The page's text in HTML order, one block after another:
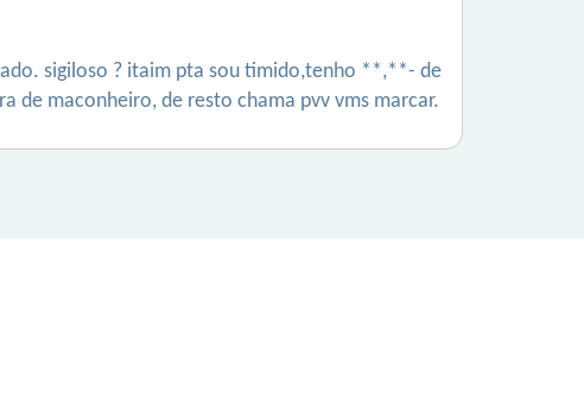
sigiloso ? itaim pta sou timido,tenho **,**- de
de maconheiro, de resto chama pvv vms marcar.